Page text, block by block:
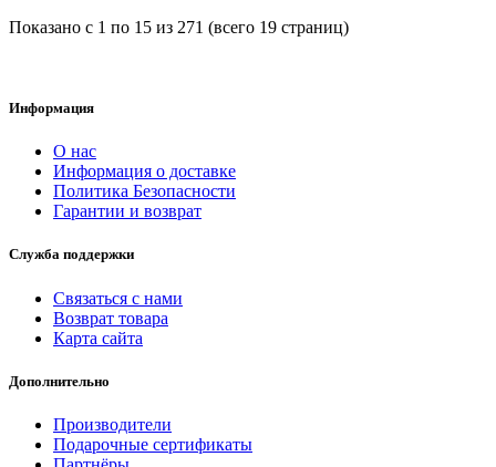
Показано с 1 по 15 из 271 (всего 19 страниц)
Информация
О нас
Информация о доставке
Политика Безопасности
Гарантии и возврат
Служба поддержки
Связаться с нами
Возврат товара
Карта сайта
Дополнительно
Производители
Подарочные сертификаты